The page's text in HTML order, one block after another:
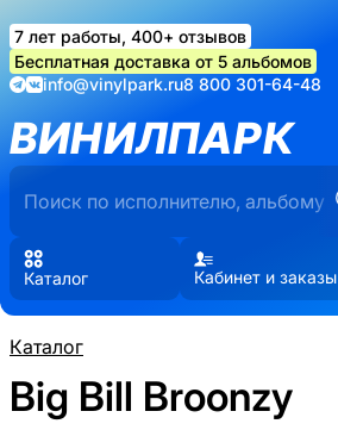
7 лет работы, 400+ отзывов
Бесплатная доставка от 5 альбомов
info@vinylpark.ru8 800 301-64-48
ВИНИЛПАРК
Каталог Кабинет и заказы
Каталог
Big Bill Broonzy